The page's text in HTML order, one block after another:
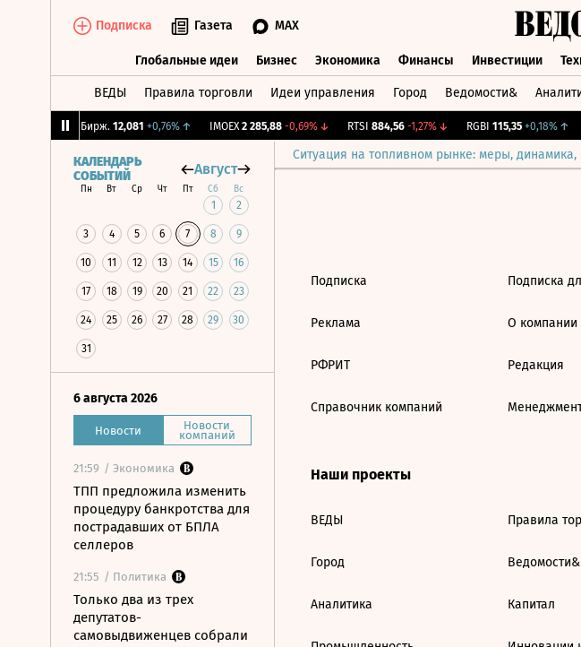
Подписка Газета MAX
Глобальные идеи Бизнес Экономика Финансы Инвестиции
ВЕДЫ Правила торговли Идеи управления Город Ведомости&
CNY Бирж. 12,081 +0,76%↑ IMOEX 2 285,88 -0,69%↓ RTSI 884,56 -1,27%↓ RGBI 115,35 +0,18%↑
Ситуация на топливном рынке: меры, динамика,
КАЛЕНДАРЬ
СОБЫТИЙ
Август
Пн Вт Ср Чт Пт Сб Вс
1 2
3 4 5 6 7 8 9
10 11 12 13 14 15 16
17 18 19 20 21 22 23
24 25 26 27 28 29 30
31
6 августа 2026
Новости Новости
компаний
21:59 / Экономика
ТПП предложила изменить
процедуру банкротства для
пострадавших от БПЛА
селлеров
21:55 / Политика
Только два из трех
депутатов-
самовыдвиженцев собрали
Подписка
Реклама
РФРИТ
Справочник компаний
Подписка
О компании
Редакция
Наши проекты
ВЕДЫ
Город
Аналитика
Правила
Ведомости&
Капитал